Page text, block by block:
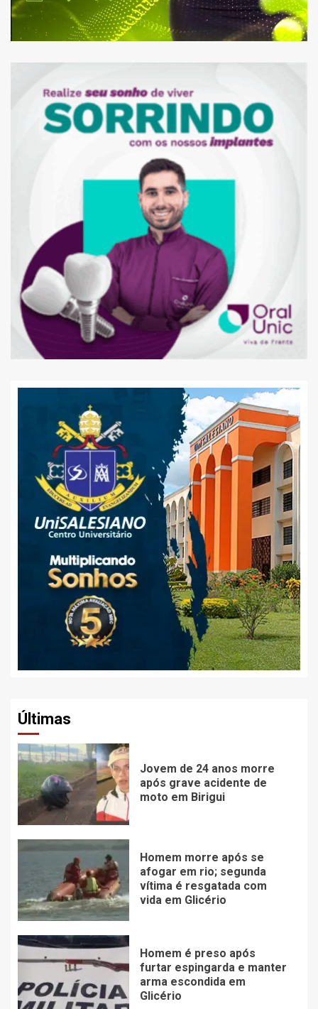
Últimas
Jovem de 24 anos morre
após grave acidente de
moto em Birigui
Homem morre após se
afogar em rio; segunda
vítima é resgatada com
vida em Glicério
Homem é preso após
furtar espingarda e manter
arma escondida em
Glicério